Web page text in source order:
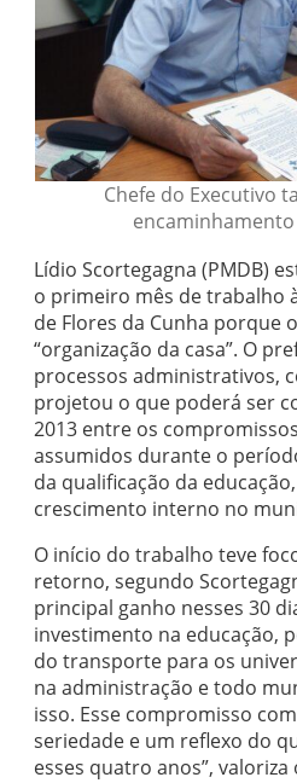
Chefe do Executivo
Lídio Scortegagna (PMDB)
o primeiro mês de trabalho
de Flores da Cunha porque
“organização da casa”. O
processos administrativos,
projetou o que poderá ser
2013 entre os
assumidos durante o
da qualificação da
crescimento interno no
O início do trabalho teve
retorno, segundo
principal ganho nesses 30
investimento na educação,
do transporte para os
na administração e todo
isso. Esse compromisso
seriedade e um reflexo do
esses quatro anos”,